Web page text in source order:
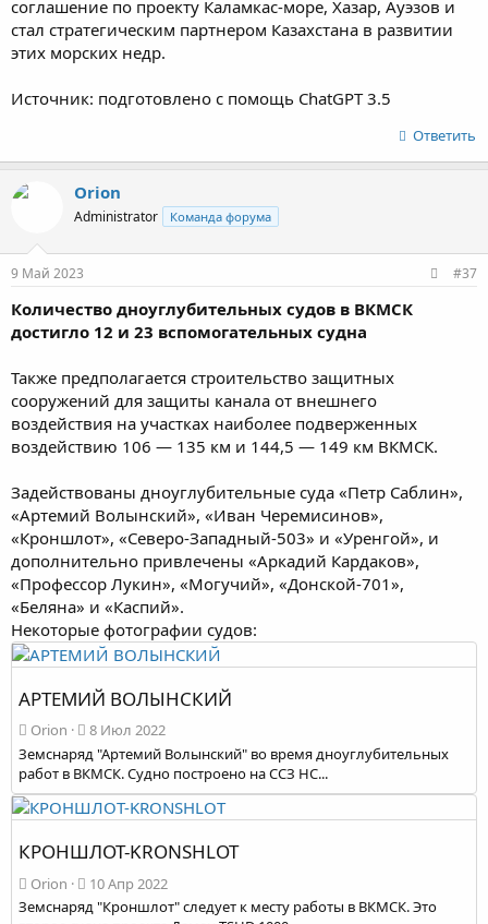
соглашение по проекту Каламкас-море, Хазар, Ауэзов и
стал стратегическим партнером Казахстана в развитии
этих морских недр.
Источник: подготовлено с помощь ChatGPT 3.5
Ответить
Orion
Administrator Команда форума
9 Май 2023 #37
Количество дноуглубительных судов в ВКМСК
достигло 12 и 23 вспомогательных судна
Также предполагается строительство защитных
сооружений для защиты канала от внешнего
воздействия на участках наиболее подверженных
воздействию 106 — 135 км и 144,5 — 149 км ВКМСК.
Задействованы дноуглубительные суда «Петр Саблин»,
«Артемий Волынский», «Иван Черемисинов»,
«Кроншлот», «Северо-Западный-503» и «Уренгой», и
дополнительно привлечены «Аркадий Кардаков»,
«Профессор Лукин», «Могучий», «Донской-701»,
«Беляна» и «Каспий».
Некоторые фотографии судов:
АРТЕМИЙ ВОЛЫНСКИЙ
Orion
8 Июл 2022
Земснаряд "Артемий Волынский" во время дноуглубительных
работ в ВКМСК. Судно построено на ССЗ HC...
КРОНШЛОТ-KRONSHLOT
Orion
10 Апр 2022
Земснаряд "Кроншлот" следует к месту работы в ВКМСК. Это